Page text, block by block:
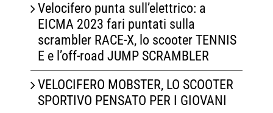
Velocifero punta sull’elettrico: a
EICMA 2023 fari puntati sulla
scrambler RACE-X, lo scooter TENNIS
E e l’off-road JUMP SCRAMBLER
VELOCIFERO MOBSTER, LO SCOOTER
SPORTIVO PENSATO PER I GIOVANI